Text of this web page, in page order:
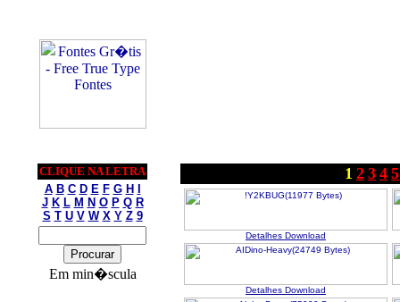
CLIQUE NA LETRA
A B C D E F G H
J K L M N O P Q R
S T U V W X Y Z 9
Em min�scula
1 2 3 4 5
Detalhes Download
Detalhes Download